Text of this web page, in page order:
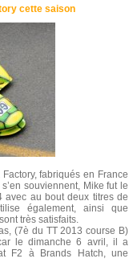
cette saison
fabriqués en France
souviennent, Mike fut le
avec au bout deux titres de
également, ainsi que
très satisfaits.
(7è du TT 2013 course B)
le dimanche 6 avril, il a
F2 à Brands Hatch, une